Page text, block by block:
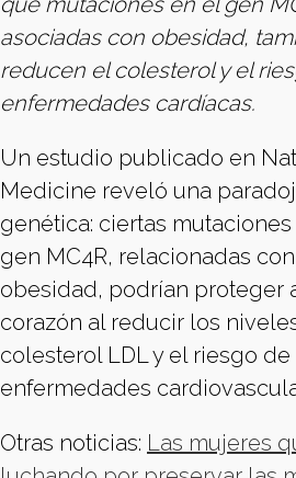
asociadas con obesidad,
reducen el colesterol y el
enfermedades cardíacas.
Un estudio publicado en
Medicine reveló una
genética: ciertas
gen MC4R, relacionadas
obesidad, podrían proteger
corazón al reducir los
colesterol LDL y el riesgo de
enfermedades
Otras noticias: Las mujeres